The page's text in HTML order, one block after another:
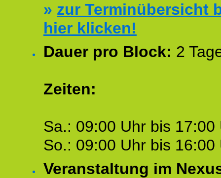
» zur Terminübersicht
hier klicken!
Dauer pro Block: 2
Zeiten:
Sa.: 09:00 Uhr bis 17:00
So.: 09:00 Uhr bis 16:00
Veranstaltung im